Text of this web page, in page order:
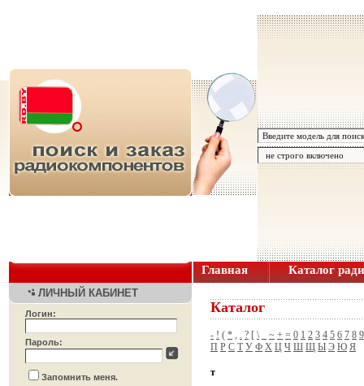
Главная Каталог
ЛИЧНЫЙ КАБИНЕТ
Логин:
Пароль:
Запомнить меня.
Каталог
- ! ( * , . ? [ \ ~ + = 0 1 2 3 4 5 6 7 8 9
П Р С Т У Ф Х Ц Ч Ш Щ Ы Э Ю Я
т